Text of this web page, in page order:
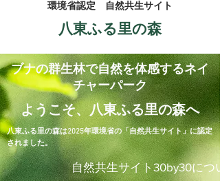
​環境省認定 自然共生サイト
​八東ふる里の森
ブナの群生林で自然を体感するネイ
チャーパーク
ようこそ、八東ふる里の森へ
​八東ふる里の森は2025年環境省の「自然共生サイト」に認定
されました。
自然共生サイト30by30につ